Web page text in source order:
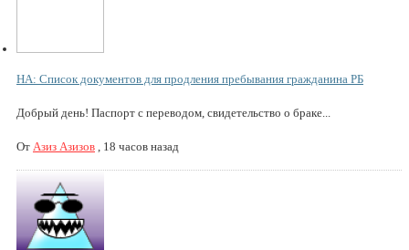
НА: Список документов для продления пребывания гражданина РБ
Добрый день! Паспорт с переводом, свидетельство о браке...
От Азиз Азизов , 18 часов назад